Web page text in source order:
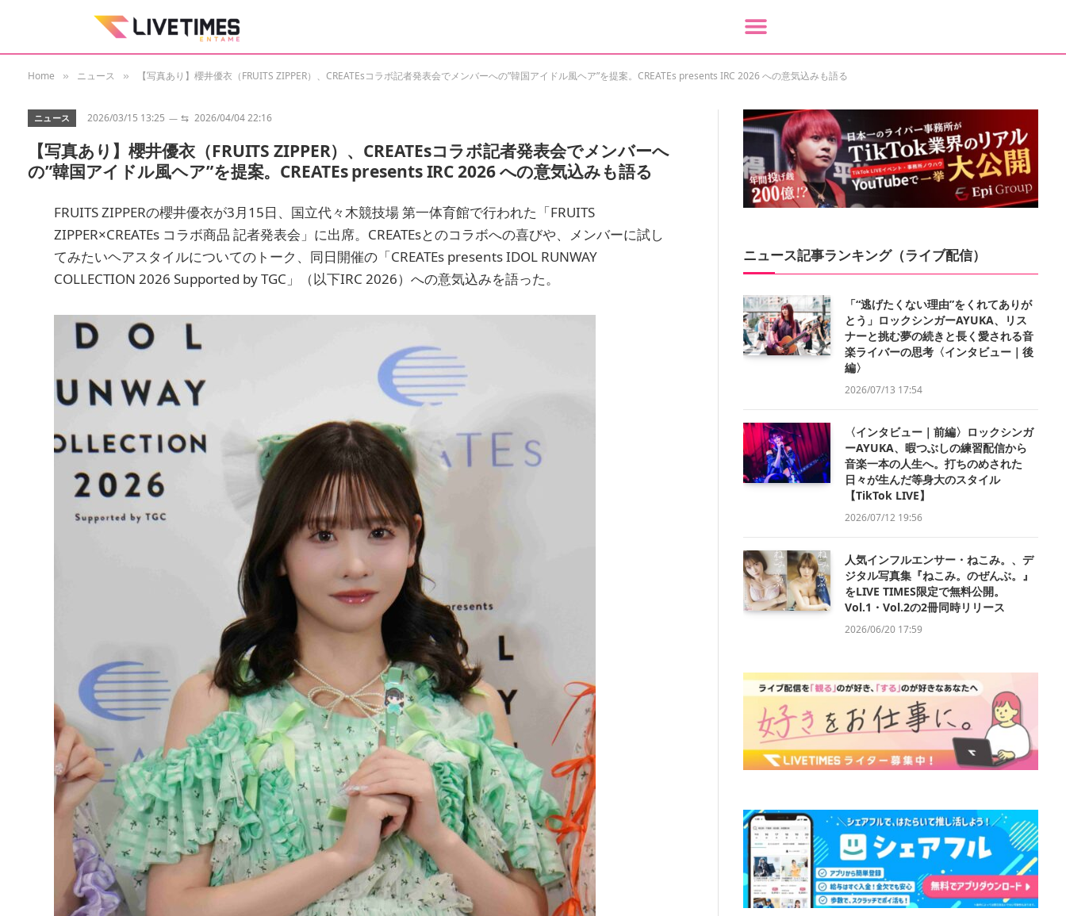
Home » ニュース » 【写真あり】櫻井優衣（FRUITS ZIPPER）、CREATEsコラボ記者発表会でメンバーへの”韓国アイドル風ヘア”を提案。CREATEs presents IRC 2026 への意気込みも語る
ニュース 2026/03/15 13:25 ⇆ 2026/04/04 22:16
【写真あり】櫻井優衣（FRUITS ZIPPER）、CREATEsコラボ記者発表会でメンバーへ
の”韓国アイドル風ヘア”を提案。CREATEs presents IRC 2026 への意気込みも語る
FRUITS ZIPPERの櫻井優衣が3月15日、国立代々木競技場 第一体育館で行われた「FRUITS
ZIPPER×CREATEs コラボ商品 記者発表会」に出席。CREATEsとのコラボへの喜びや、メンバーに試し
てみたいヘアスタイルについてのトーク、同日開催の「CREATEs presents IDOL RUNWAY
COLLECTION 2026 Supported by TGC」（以下IRC 2026）への意気込みを語った。
ニュース記事ランキング（ライブ配信）
「“逃げたくない理由”をくれてありが
とう」ロックシンガーAYUKA、リス
ナーと挑む夢の続きと長く愛される音
楽ライバーの思考〈インタビュー｜後
編〉
2026/07/13 17:54
〈インタビュー｜前編〉ロックシンガ
ーAYUKA、暇つぶしの練習配信から
音楽一本の人生へ。打ちのめされた
日々が生んだ等身大のスタイル
【TikTok LIVE】
2026/07/12 19:56
人気インフルエンサー・ねこみ。、デ
ジタル写真集『ねこみ。のぜんぶ。』
をLIVE TIMES限定で無料公開。
Vol.1・Vol.2の2冊同時リリース
2026/06/20 17:59